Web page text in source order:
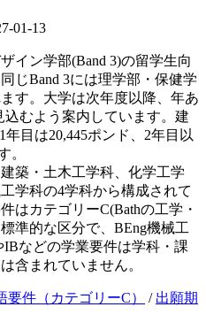
01-13
イン学部(Band 3)の留学生向
じBand 3には理学部・保健学
す。大学は次年度以降、年あ
むよう案内しています。建
目は20,445ポンド、2年目以
。
築・土木工学科、化学工学
学科の4学科から構成されて
はカテゴリーC(Bathの工学・
準的な区分で、BEng機械工
などの学業要件は学科・課
含まれていません。
要件（カテゴリーC） / 出願期